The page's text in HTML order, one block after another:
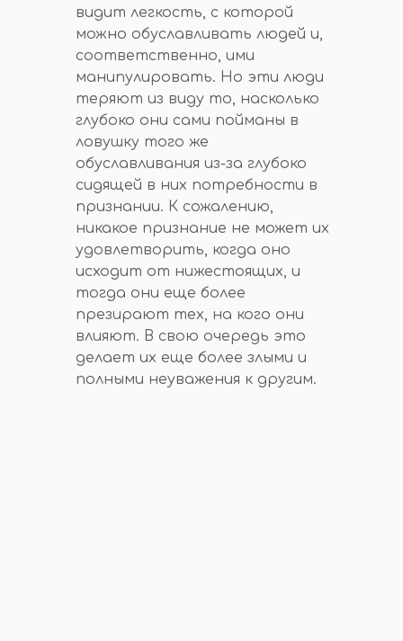
видит легкость, с которой
можно обуславливать людей и,
соответственно, ими
манипулировать. Но эти люди
теряют из виду то, насколько
глубоко они сами пойманы в
ловушку того же
обуславливания из-за глубоко
сидящей в них потребности в
признании. К сожалению,
никакое признание не может их
удовлетворить, когда оно
исходит от нижестоящих, и
тогда они еще более
презирают тех, на кого они
влияют. В свою очередь это
делает их еще более злыми и
полными неуважения к другим.